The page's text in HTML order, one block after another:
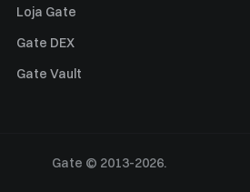
Loja Gate
Gate DEX
Gate Vault
Gate © 2013-2026.